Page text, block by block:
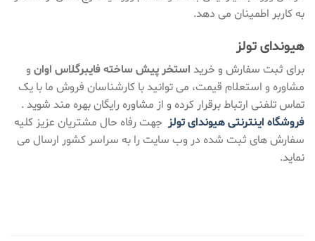
به کاربر اطمینان می دهد.
هیوندای تولز
برای ثبت سفارش و خرید استخر پیش ساخته فایبرگلاس اوان و
مشاوره و استعلام قیمت، می توانید با کارشناسان فروش ما با یک
تماس تلفنی ارتباط برقرار کرده و از مشاوره رایگان بهره مند شوید .
فروشگاه اینترنتی هیوندای تولز جهت رفاه حال مشتریان عزیز کلیه
سفارش های ثبت شده در وب سایت را به سراسر کشور ارسال می
نماید.